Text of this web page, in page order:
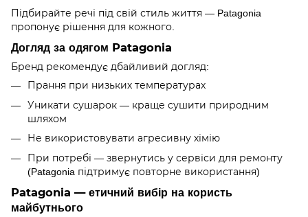
Підбирайте речі під свій стиль життя — Patagonia
пропонує рішення для кожного.
Догляд за одягом Patagonia
Бренд рекомендує дбайливий догляд:
Прання при низьких температурах
Уникати сушарок — краще сушити природним
шляхом
Не використовувати агресивну хімію
При потребі — звернутись у сервіси для ремонту
(Patagonia підтримує повторне використання)
Patagonia — етичний вибір на користь
майбутнього